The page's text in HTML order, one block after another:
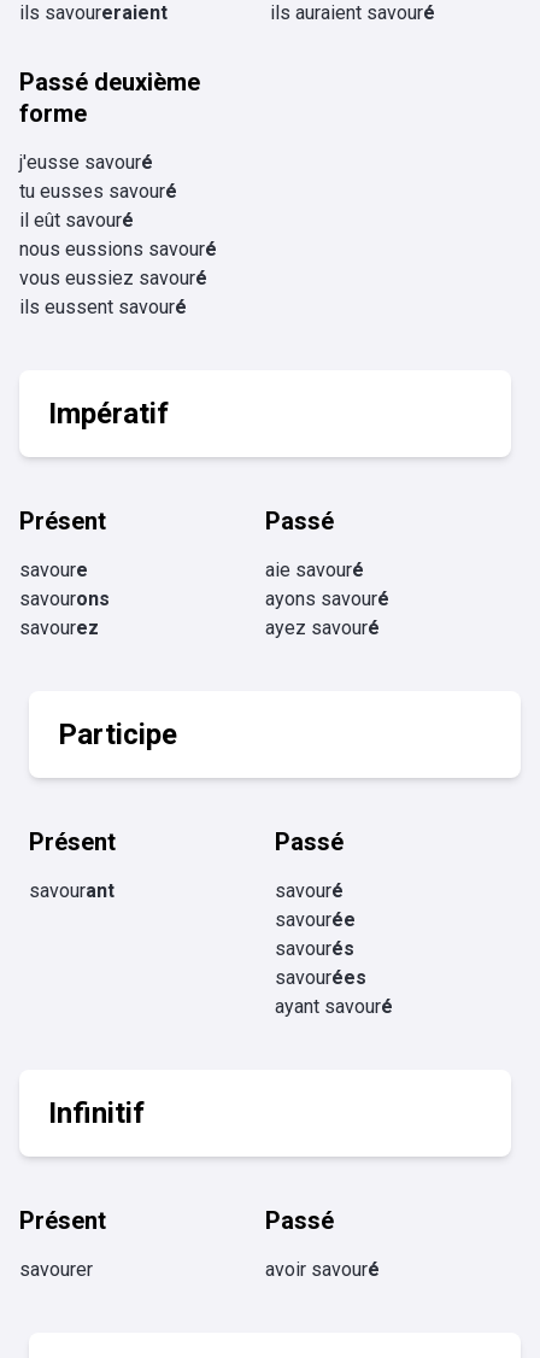
ils savoureraient ils auraient savouré
Passé deuxième
forme
j'eusse savouré
tu eusses savouré
il eût savouré
nous eussions savouré
vous eussiez savouré
ils eussent savouré
Impératif
Présent
savoure
savourons
savourez
Passé
aie savouré
ayons savouré
ayez savouré
Participe
Présent
savourant
Passé
savouré
savourée
savourés
savourées
ayant savouré
Infinitif
Présent
savourer
Passé
avoir savouré